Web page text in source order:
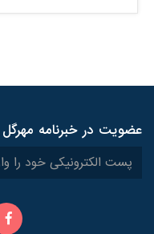
عضویت در خبرنامه مهرگل